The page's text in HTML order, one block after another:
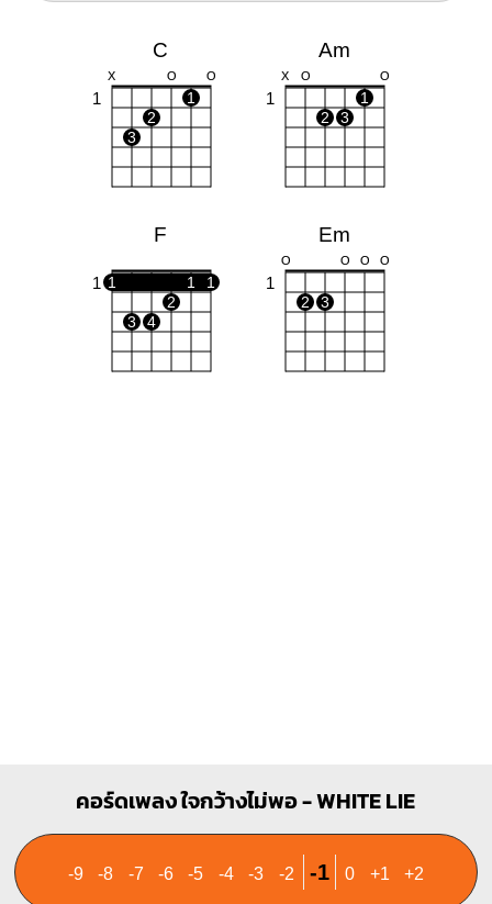
C
X O O
1
1
2
3
Am
X O O
1
1
2
3
F
1 1 1
1
2
3
4
Em
O O O O
1
2 3
คอร์ดเพลง ใจกว้างไม่พอ - WHITE LIE
-9 -8 -7 -6 -5 -4 -3 -2 -1 0 +1 +2